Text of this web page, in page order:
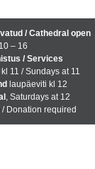
/ Cathedral open
– 16
/ Services
11 / Sundays at 11
laupäeviti kl 12
, Saturdays at 12
Donation required